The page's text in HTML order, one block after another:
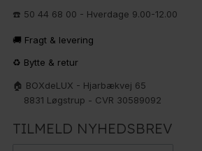
☎️ 50 44 68 00 - Hverdage 9.00-12.00
🚚 Fragt & levering
♻️ Bytte & retur
🏠 BOXdeLUX - Hjarbækvej 65
8831 Løgstrup - CVR 30589092
TILMELD NYHEDSBREV